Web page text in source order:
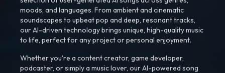
moods, and languages. From ambient and cinematic
soundscapes to upbeat pop and deep, resonant tracks,
our AI-driven technology brings unique, high-quality music
to life, perfect for any project or personal enjoyment.
Whether you're a content creator, game developer,
podcaster, or simply a music lover, our AI-powered song